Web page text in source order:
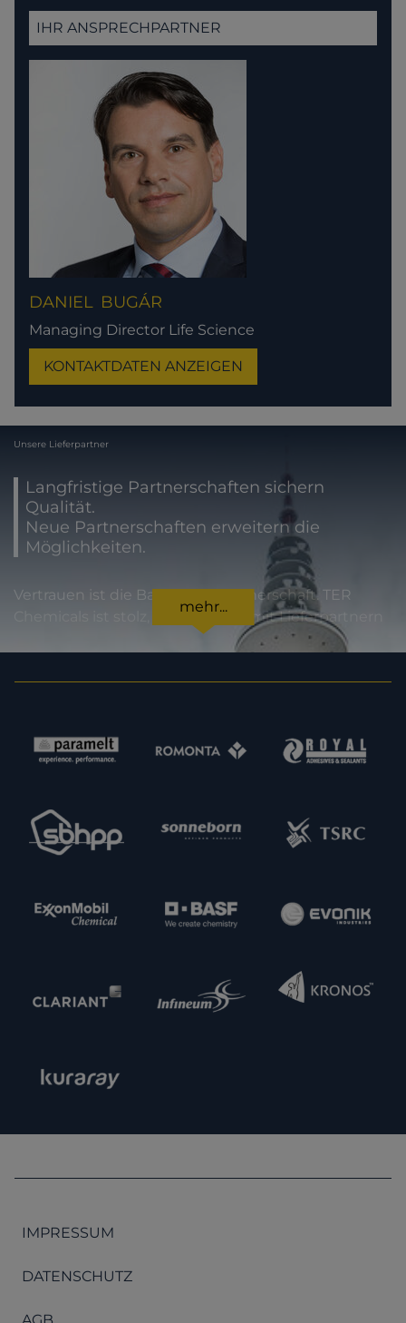
IHR ANSPRECHPARTNER
DANIEL BUGÁR
Managing Director Life Science
KONTAKTDATEN ANZEIGEN
Unsere Lieferpartner
Langfristige Partnerschaften sichern
Qualität.
Neue Partnerschaften erweitern die
Möglichkeiten.
Vertrauen ist die Basis jeder Partnerschaft. TER
Chemicals ist stolz, international mit Lieferpartnern
zusammenzuarbeiten, die für höchste
unsere Kunden bedeutet dies Sicherheit in jeder
termingerechten Lieferung. Im Sinne einer
Erweiterung unserer Kapazitäten und unseres
interessiert, neue potenzielle Lieferpartner
kennenzulernen. Nehmen Sie gern Kontakt zu uns
mehr...
IMPRESSUM
DATENSCHUTZ